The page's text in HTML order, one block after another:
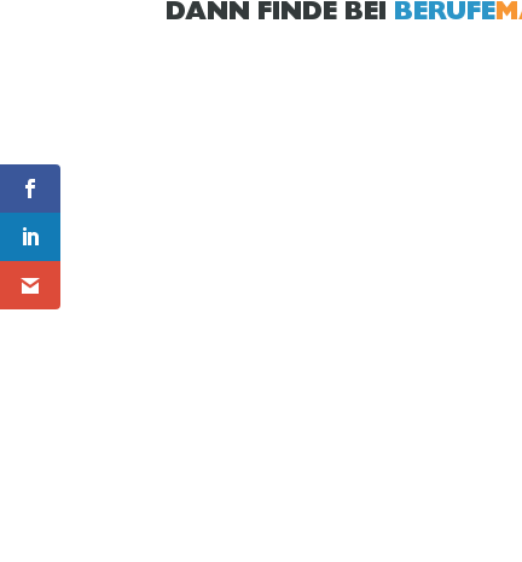
DANN FINDE BEI BERUFE